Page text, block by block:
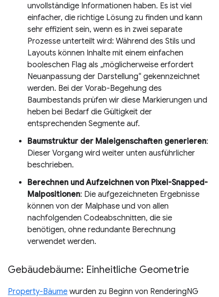
unvollständige Informationen haben. Es ist viel
einfacher, die richtige Lösung zu finden und kann
sehr effizient sein, wenn es in zwei separate
Prozesse unterteilt wird: Während des Stils und
Layouts können Inhalte mit einem einfachen
booleschen Flag als „möglicherweise erfordert
Neuanpassung der Darstellung“ gekennzeichnet
werden. Bei der Vorab-Begehung des
Baumbestands prüfen wir diese Markierungen und
heben bei Bedarf die Gültigkeit der
entsprechenden Segmente auf.
Baumstruktur der Maleigenschaften generieren:
Dieser Vorgang wird weiter unten ausführlicher
beschrieben.
Berechnen und Aufzeichnen von Pixel-Snapped-
Malpositionen: Die aufgezeichneten Ergebnisse
können von der Malphase und von allen
nachfolgenden Codeabschnitten, die sie
benötigen, ohne redundante Berechnung
verwendet werden.
Gebäudebäume: Einheitliche Geometrie
Property-Bäume wurden zu Beginn von RenderingNG